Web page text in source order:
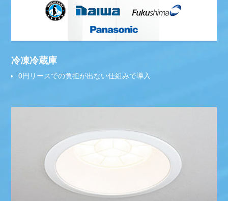
冷凍冷蔵庫
0円リースでの負担が出ない仕組みで導入